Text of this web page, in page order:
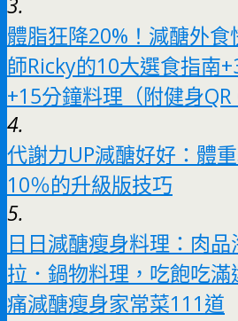
體脂狂降20%！減醣外
師Ricky的10大選食指南
+15分鐘料理（附健身QR
4.
代謝力UP減醣好好：體
10％的升級版技巧
5.
日日減醣瘦身料理：肉
拉．鍋物料理，吃飽吃
痛減醣瘦身家常菜111道